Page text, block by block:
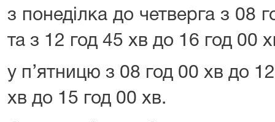
з понеділка до четверга з 08
та з 12 год 45 хв до 16 год 00
у п’ятницю з 08 год 00 хв до
хв до 15 год 00 хв.